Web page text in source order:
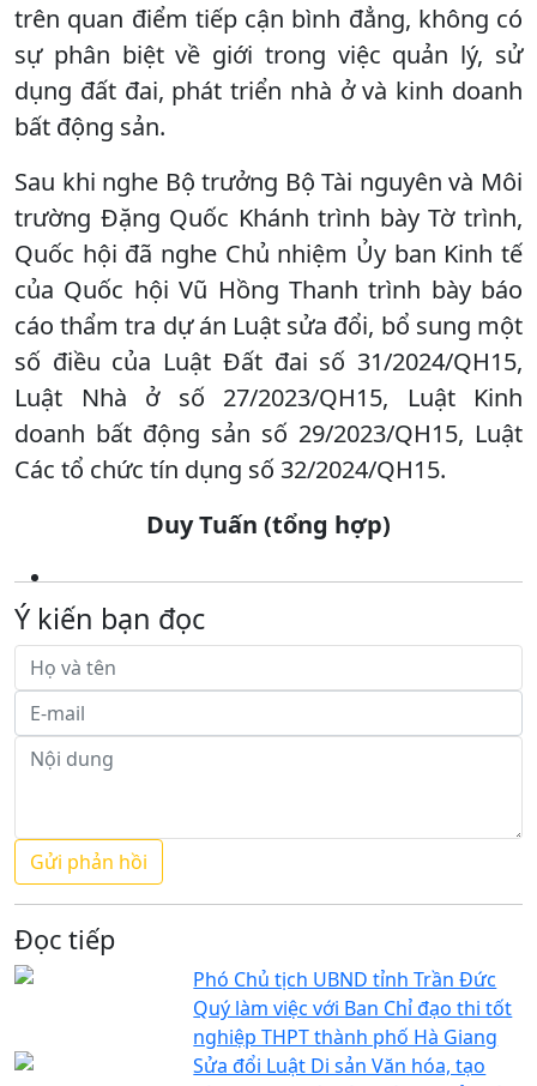
trên quan điểm tiếp cận bình đẳng, không có
sự phân biệt về giới trong việc quản lý, sử
dụng đất đai, phát triển nhà ở và kinh doanh
bất động sản.
Sau khi nghe Bộ trưởng Bộ Tài nguyên và Môi
trường Đặng Quốc Khánh trình bày Tờ trình,
Quốc hội đã nghe Chủ nhiệm Ủy ban Kinh tế
của Quốc hội Vũ Hồng Thanh trình bày báo
cáo thẩm tra dự án Luật sửa đổi, bổ sung một
số điều của Luật Đất đai số 31/2024/QH15,
Luật Nhà ở số 27/2023/QH15, Luật Kinh
doanh bất động sản số 29/2023/QH15, Luật
Các tổ chức tín dụng số 32/2024/QH15.
Duy Tuấn (tổng hợp)
Ý kiến bạn đọc
Đọc tiếp
Phó Chủ tịch UBND tỉnh Trần Đức
Quý làm việc với Ban Chỉ đạo thi tốt
nghiệp THPT thành phố Hà Giang
Sửa đổi Luật Di sản Văn hóa, tạo